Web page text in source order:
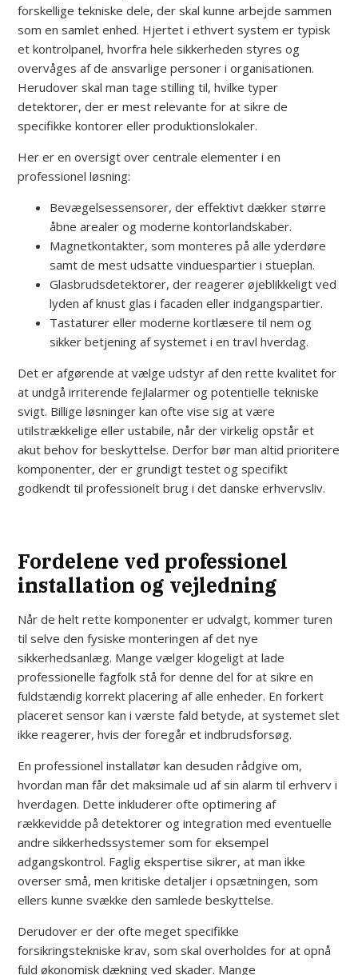
forskellige tekniske dele, der skal kunne arbejde sammen
som en samlet enhed. Hjertet i ethvert system er typisk
et kontrolpanel, hvorfra hele sikkerheden styres og
overvåges af de ansvarlige personer i organisationen.
Herudover skal man tage stilling til, hvilke typer
detektorer, der er mest relevante for at sikre de
specifikke kontorer eller produktionslokaler.
Her er en oversigt over centrale elementer i en
professionel løsning:
Bevægelsessensorer, der effektivt dækker større
åbne arealer og moderne kontorlandskaber.
Magnetkontakter, som monteres på alle yderdøre
samt de mest udsatte vinduespartier i stueplan.
Glasbrudsdetektorer, der reagerer øjeblikkeligt ved
lyden af knust glas i facaden eller indgangspartier.
Tastaturer eller moderne kortlæsere til nem og
sikker betjening af systemet i en travl hverdag.
Det er afgørende at vælge udstyr af den rette kvalitet for
at undgå irriterende fejlalarmer og potentielle tekniske
svigt. Billige løsninger kan ofte vise sig at være
utilstrækkelige eller ustabile, når der virkelig opstår et
akut behov for beskyttelse. Derfor bør man altid prioritere
komponenter, der er grundigt testet og specifikt
godkendt til professionelt brug i det danske erhvervsliv.
Fordelene ved professionel
installation og vejledning
Når de helt rette komponenter er udvalgt, kommer turen
til selve den fysiske monteringen af det nye
sikkerhedsanlæg. Mange vælger klogeligt at lade
professionelle fagfolk stå for denne del for at sikre en
fuldstændig korrekt placering af alle enheder. En forkert
placeret sensor kan i værste fald betyde, at systemet slet
ikke reagerer, hvis der foregår et indbrudsforsøg.
En professionel installatør kan desuden rådgive om,
hvordan man får det maksimale ud af sin alarm til erhverv i
hverdagen. Dette inkluderer ofte optimering af
rækkevidde på detektorer og integration med eventuelle
andre sikkerhedssystemer som for eksempel
adgangskontrol. Faglig ekspertise sikrer, at man ikke
overser små, men kritiske detaljer i opsætningen, som
ellers kunne svække den samlede beskyttelse.
Derudover er der ofte meget specifikke
forsikringstekniske krav, som skal overholdes for at opnå
fuld økonomisk dækning ved skader. Mange